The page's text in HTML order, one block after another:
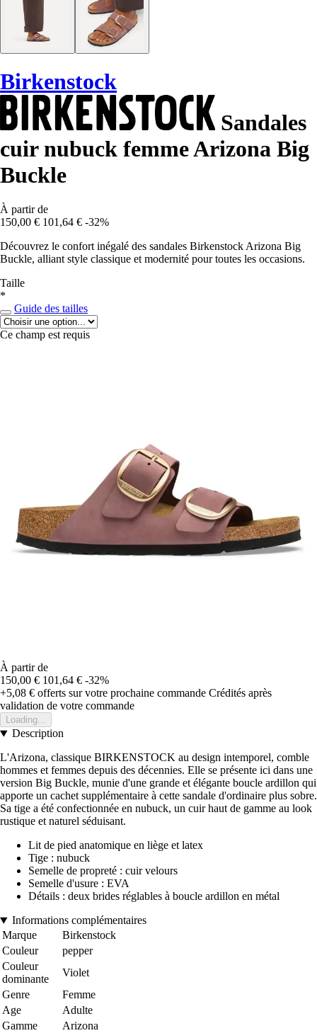
Birkenstock
Sandales
cuir nubuck femme Arizona Big
Buckle
À partir de
150,00 € 101,64 € -32%
Découvrez le confort inégalé des sandales Birkenstock Arizona Big
Buckle, alliant style classique et modernité pour toutes les occasions.
Taille
*
Guide des tailles
Ce champ est requis
À partir de
150,00 € 101,64 € -32%
+5,08 € offerts sur votre prochaine commande Crédités après
validation de votre commande
Loading...
Description
L'Arizona, classique BIRKENSTOCK au design intemporel, comble
hommes et femmes depuis des décennies. Elle se présente ici dans une
version Big Buckle, munie d'une grande et élégante boucle ardillon qui
apporte un cachet supplémentaire à cette sandale d'ordinaire plus sobre.
Sa tige a été confectionnée en nubuck, un cuir haut de gamme au look
rustique et naturel séduisant.
Lit de pied anatomique en liège et latex
Tige : nubuck
Semelle de propreté : cuir velours
Semelle d'usure : EVA
Détails : deux brides réglables à boucle ardillon en métal
Informations complémentaires
Marque
Birkenstock
Couleur
pepper
Couleur
dominante
Violet
Genre
Femme
Age
Adulte
Gamme
Arizona